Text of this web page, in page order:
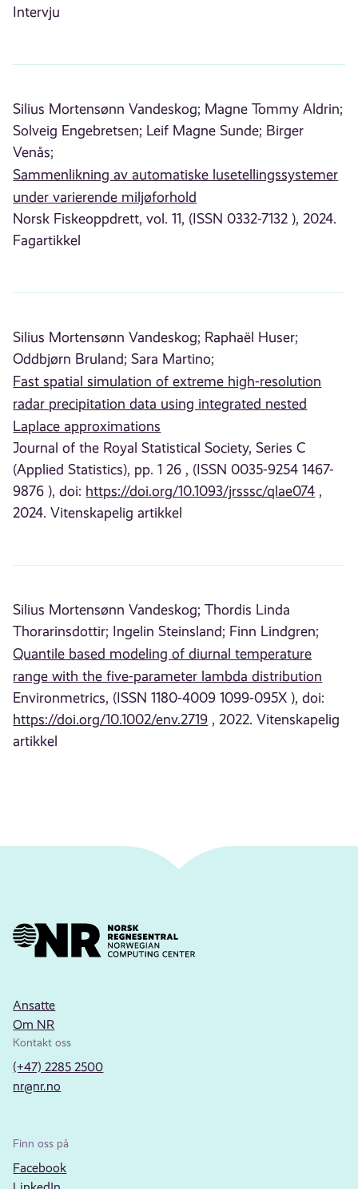
Intervju
Silius Mortensønn Vandeskog; Magne Tommy Aldrin;
Solveig Engebretsen; Leif Magne Sunde; Birger
Venås;
Sammenlikning av automatiske lusetellingssystemer
under varierende miljøforhold
Norsk Fiskeoppdrett, vol. 11, (ISSN 0332-7132 ), 2024.
Fagartikkel
Silius Mortensønn Vandeskog; Raphaël Huser;
Oddbjørn Bruland; Sara Martino;
Fast spatial simulation of extreme high-resolution
radar precipitation data using integrated nested
Laplace approximations
Journal of the Royal Statistical Society, Series C
(Applied Statistics), pp. 1 26 , (ISSN 0035-9254 1467-
9876 ), doi: https://doi.org/10.1093/jrsssc/qlae074 ,
2024. Vitenskapelig artikkel
Silius Mortensønn Vandeskog; Thordis Linda
Thorarinsdottir; Ingelin Steinsland; Finn Lindgren;
Quantile based modeling of diurnal temperature
range with the five-parameter lambda distribution
Environmetrics, (ISSN 1180-4009 1099-095X ), doi:
https://doi.org/10.1002/env.2719 , 2022. Vitenskapelig
artikkel
Ansatte
Om NR
Kontakt oss
(+47) 2285 2500
nr@nr.no
Finn oss på
Facebook